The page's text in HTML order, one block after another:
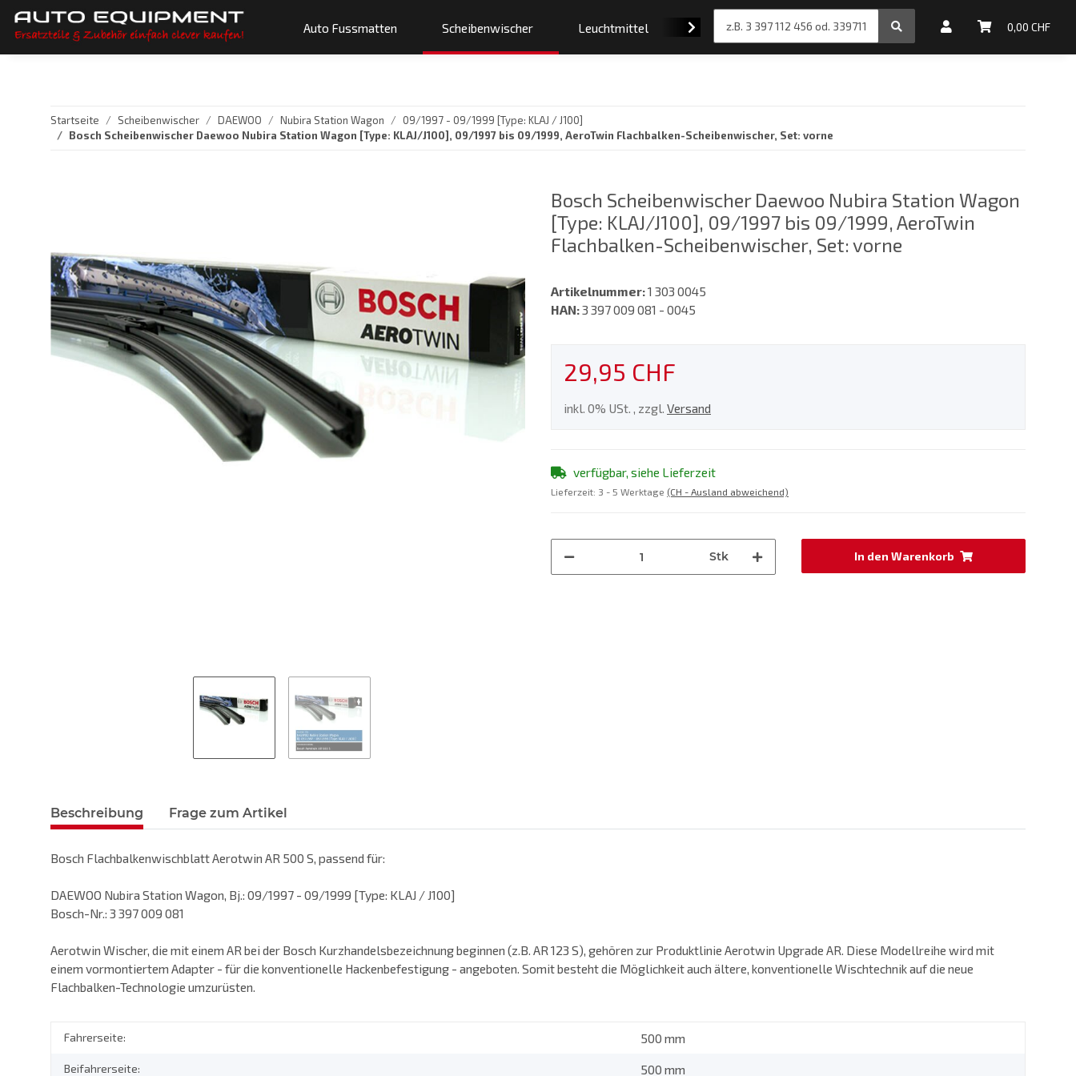
0,00 CHF
Auto Fussmatten Scheibenwischer Leuchtmittel Originale Motoröle
Startseite Scheibenwischer DAEWOO Nubira Station Wagon
09/1997 - 09/1999 [Type: KLAJ / J100]
Bosch Scheibenwischer Daewoo Nubira Station Wagon [Type: KLAJ/J100], 09/1997 bis 09/1999, AeroTwin Flachbalken-Scheibenwischer, Set: vorne
Bosch Scheibenwischer Daewoo Nubira Station Wagon
[Type: KLAJ/J100], 09/1997 bis 09/1999, AeroTwin
Flachbalken-Scheibenwischer, Set: vorne
Artikelnummer:1 303 0045
HAN:3 397 009 081 - 0045
29,95 CHF
inkl. 0% USt. , zzgl. Versand
verfügbar, siehe Lieferzeit
Lieferzeit: 3 - 5 Werktage (CH - Ausland abweichend)
Stk In den Warenkorb
Beschreibung Frage zum Artikel
Bosch Flachbalkenwischblatt Aerotwin AR 500 S, passend für:
DAEWOO Nubira Station Wagon, Bj.: 09/1997 - 09/1999 [Type: KLAJ / J100]
Bosch-Nr.: 3 397 009 081
Aerotwin Wischer, die mit einem AR bei der Bosch Kurzhandelsbezeichnung beginnen (z.B. AR 123 S), gehören zur Produktlinie Aerotwin Upgrade AR. Diese Modellreihe wird mit
einem vormontiertem Adapter - für die konventionelle Hackenbefestigung - angeboten. Somit besteht die Möglichkeit auch ältere, konventionelle Wischtechnik auf die neue
Flachbalken-Technologie umzurüsten.
Fahrerseite: 500 mm
Beifahrerseite: 500 mm